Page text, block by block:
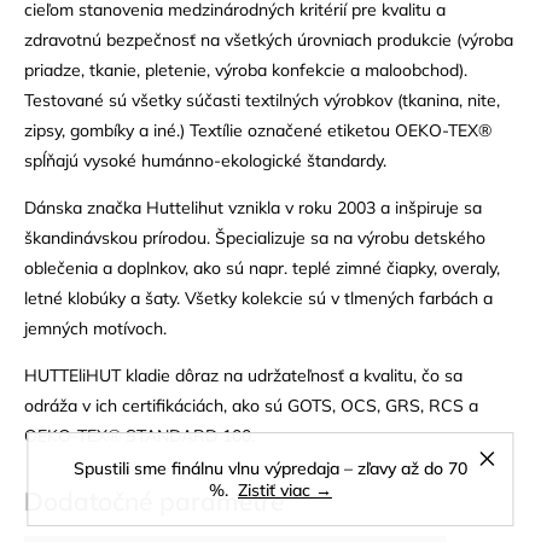
Spustili sme finálnu vlnu výpredaja – zľavy až do 70
%. Zistiť viac →
cieľom stanovenia medzinárodných kritérií pre kvalitu a
zdravotnú bezpečnosť na všetkých úrovniach produkcie (výroba
priadze, tkanie, pletenie, výroba konfekcie a maloobchod).
Testované sú všetky súčasti textilných výrobkov (tkanina, nite,
zipsy, gombíky a iné.) Textílie označené etiketou OEKO-TEX®
spĺňajú vysoké humánno-ekologické štandardy.
Dánska značka Huttelihut vznikla v roku 2003 a inšpiruje sa
škandinávskou prírodou. Špecializuje sa na výrobu detského
oblečenia a doplnkov, ako sú napr. teplé zimné čiapky, overaly,
letné klobúky a šaty. Všetky kolekcie sú v tlmených farbách a
jemných motívoch.
HUTTEliHUT kladie dôraz na udržateľnosť a kvalitu, čo sa
odráža v ich certifikáciách, ako sú GOTS, OCS, GRS, RCS a
OEKO-TEX® STANDARD 100.
Dodatočné parametre